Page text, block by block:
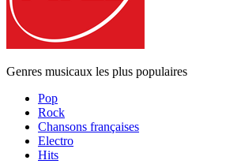
Genres musicaux les plus populaires
Pop
Rock
Chansons françaises
Electro
Hits